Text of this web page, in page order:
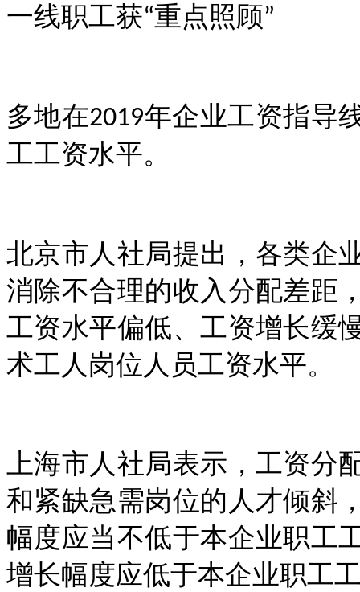
一线职工获“重点照顾”
多地在2019年企业工资指导
工工资水平。
北京市人社局提出，各类企
消除不合理的收入分配差距
工资水平偏低、工资增长缓
术工人岗位人员工资水平。
上海市人社局表示，工资分
和紧缺急需岗位的人才倾斜
幅度应当不低于本企业职工
增长幅度应低于本企业职工